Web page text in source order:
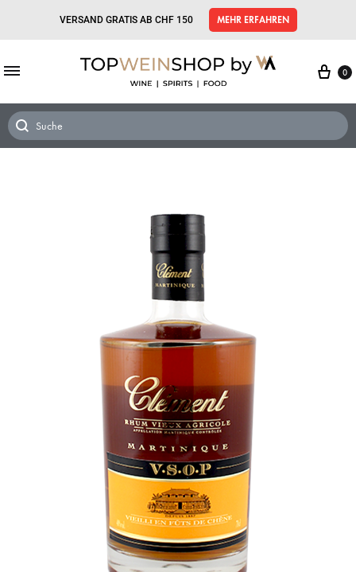
VERSAND GRATIS AB CHF 150 MEHR ERFAHREN
0